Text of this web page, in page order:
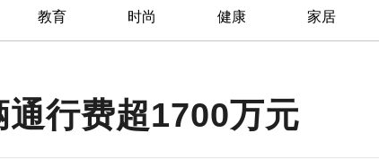
教育 时尚 健康 家居
行费超1700万元